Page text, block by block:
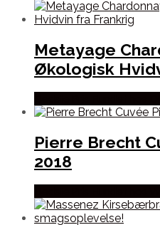
Metayage
Økologisk
Pierre Brecht
2018